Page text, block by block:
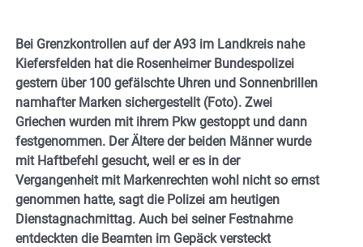
Bei Grenzkontrollen auf der A93 im Landkreis nahe
Kiefersfelden hat die Rosenheimer Bundespolizei
gestern über 100 gefälschte Uhren und Sonnenbrillen
namhafter Marken sichergestellt (Foto). Zwei
Griechen wurden mit ihrem Pkw gestoppt und dann
festgenommen. Der Ältere der beiden Männer wurde
mit Haftbefehl gesucht, weil er es in der
Vergangenheit mit Markenrechten wohl nicht so ernst
genommen hatte, sagt die Polizei am heutigen
Dienstagnachmittag. Auch bei seiner Festnahme
entdeckten die Beamten im Gepäck versteckt